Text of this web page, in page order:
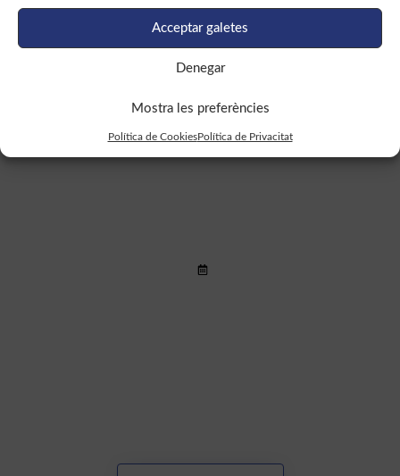
Acceptar galetes
Denegar
Mostra les preferències
Política de CookiesPolítica de Privacitat
El servei de biblioteques del COPC
ofereix a les persones col·legiades
la correcció en línia de tests a preu
de cost